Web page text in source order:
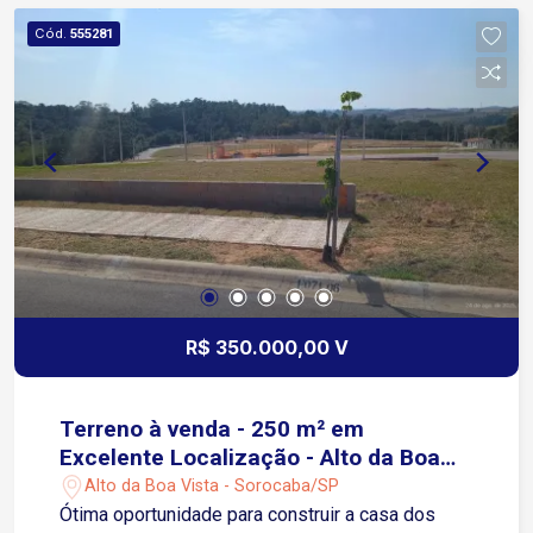
Cód. 555281
R$ 350.000,00 V
Terreno à venda - 250 m² em
Excelente Localização - Alto da Boa
Vista - Sorocaba/SP
Alto da Boa Vista - Sorocaba/SP
Ótima oportunidade para construir a casa dos